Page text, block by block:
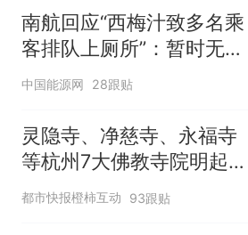
南航回应“西梅汁致多名乘
客排队上厕所”：暂时无法
核查是否发放西梅汁
中国能源网 28跟贴
灵隐寺、净慈寺、永福寺
等杭州7大佛教寺院明起
临时关闭，别跑空了
都市快报橙柿互动 93跟贴